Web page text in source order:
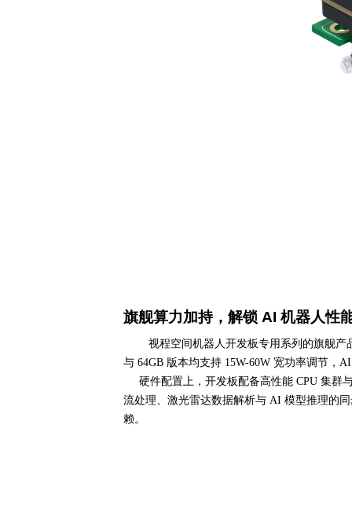
旗舰算力加持，解锁 AI 机器人性
视程空间机器人开发板专用系列的旗舰产
与64GB 版本均支持15W-60W 宽功率调节，
硬件配置上，开发板配备高性能CPU 集群
流处理、激光雷达数据解析与AI 模型推理的
赖。